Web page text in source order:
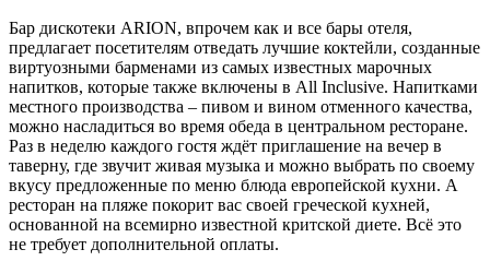
Бар дискотеки ARION, впрочем как и все бары отеля,
предлагает посетителям отведать лучшие коктейли, созданные
виртуозными барменами из самых известных марочных
напитков, которые также включены в All Inclusive. Напитками
местного производства – пивом и вином отменного качества,
можно насладиться во время обеда в центральном ресторане.
Раз в неделю каждого гостя ждёт приглашение на вечер в
таверну, где звучит живая музыка и можно выбрать по своему
вкусу предложенные по меню блюда европейской кухни. А
ресторан на пляже покорит вас своей греческой кухней,
основанной на всемирно известной критской диете. Всё это
не требует дополнительной оплаты.